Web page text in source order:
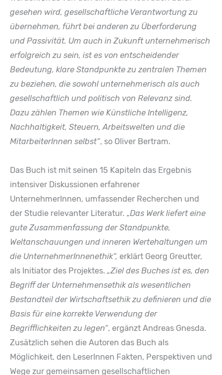
gesehen wird, gesellschaftliche Verantwortung zu
übernehmen, führt bei anderen zu Überforderung
und Passivität. Um auch in Zukunft unternehmerisch
erfolgreich zu sein, ist es von entscheidender
Bedeutung, klare Standpunkte zu zentralen Themen
zu beziehen, die sowohl unternehmerisch als auch
gesellschaftlich und politisch von Relevanz sind.
Dazu zählen Themen wie Künstliche Intelligenz,
Nachhaltigkeit, Steuern, Arbeitswelten und die
MitarbeiterInnen selbst“, so Oliver Bertram.
Das Buch ist mit seinen 15 Kapiteln das Ergebnis
intensiver Diskussionen erfahrener
UnternehmerInnen, umfassender Recherchen und
der Studie relevanter Literatur. „Das Werk liefert eine
gute Zusammenfassung der Standpunkte,
Weltanschauungen und inneren Wertehaltungen um
die UnternehmerInnenethik“, erklärt Georg Greutter,
als Initiator des Projektes. „Ziel des Buches ist es, den
Begriff der Unternehmensethik als wesentlichen
Bestandteil der Wirtschaftsethik zu definieren und die
Basis für eine korrekte Verwendung der
Begrifflichkeiten zu legen“, ergänzt Andreas Gnesda.
Zusätzlich sehen die Autoren das Buch als
Möglichkeit, den LeserInnen Fakten, Perspektiven und
Wege zur gemeinsamen gesellschaftlichen